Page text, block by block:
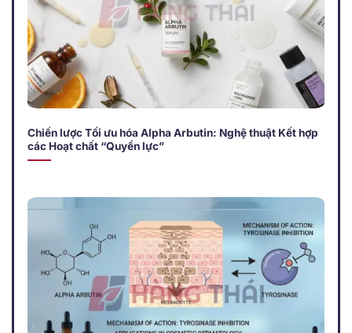
Chiến lược Tối ưu hóa Alpha Arbutin: Nghệ thuật Kết hợp
các Hoạt chất “Quyền lực”